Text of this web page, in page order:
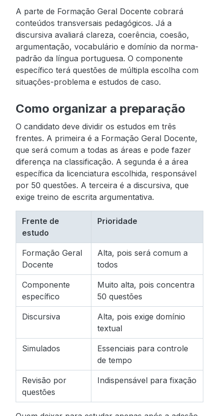
A parte de Formação Geral Docente cobrará
conteúdos transversais pedagógicos. Já a
discursiva avaliará clareza, coerência, coesão,
argumentação, vocabulário e domínio da norma-
padrão da língua portuguesa. O componente
específico terá questões de múltipla escolha com
situações-problema e estudos de caso.
Como organizar a preparação
O candidato deve dividir os estudos em três
frentes. A primeira é a Formação Geral Docente,
que será comum a todas as áreas e pode fazer
diferença na classificação. A segunda é a área
específica da licenciatura escolhida, responsável
por 50 questões. A terceira é a discursiva, que
exige treino de escrita argumentativa.
Frente de
estudo
Prioridade
Formação Geral
Docente
Alta, pois será comum a
todos
Componente
específico
Muito alta, pois concentra
50 questões
Discursiva
Alta, pois exige domínio
textual
Simulados
Essenciais para controle
de tempo
Revisão por
questões
Indispensável para fixação